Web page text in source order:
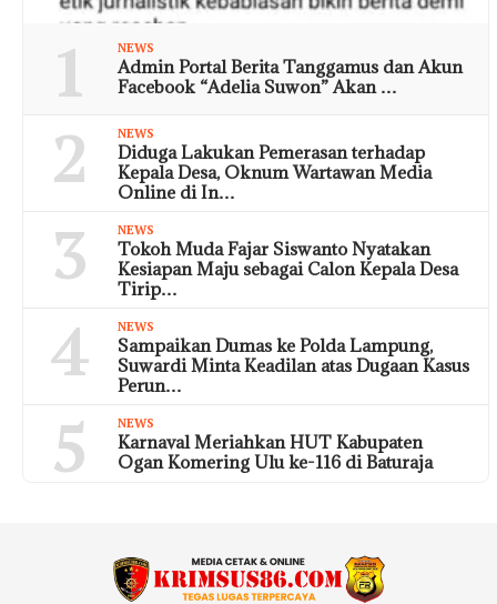
1 NEWS
Admin Portal Berita Tanggamus dan Akun
Facebook “Adelia Suwon” Akan …
2 NEWS
Diduga Lakukan Pemerasan terhadap
Kepala Desa, Oknum Wartawan Media
Online di In…
3 NEWS
Tokoh Muda Fajar Siswanto Nyatakan
Kesiapan Maju sebagai Calon Kepala Desa
Tirip…
4 NEWS
Sampaikan Dumas ke Polda Lampung,
Suwardi Minta Keadilan atas Dugaan Kasus
Perun…
5 NEWS
Karnaval Meriahkan HUT Kabupaten
Ogan Komering Ulu ke-116 di Baturaja